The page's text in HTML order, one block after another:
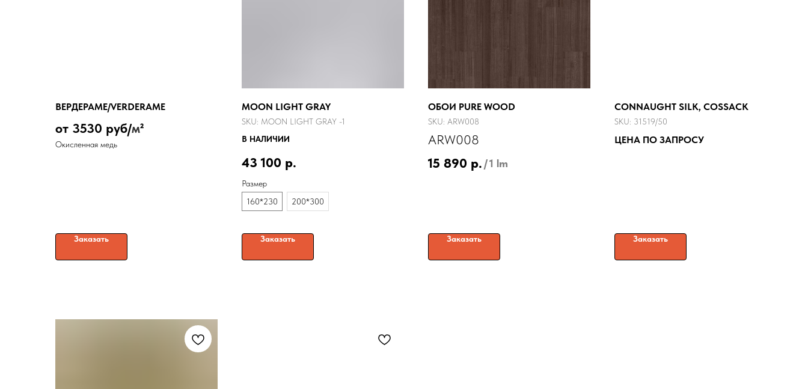
ВЕРДЕРАМЕ/VERDERAME
от 3530 руб/м²
Окисленная медь
Заказать
MOON LIGHT GRAY
SKU: MOON LIGHT GRAY -1
В НАЛИЧИИ
43 100 р.
Размер
160*230
200*300
Заказать
ОБОИ PURE WOOD
SKU: ARW008
ARW008
15 890 р./1 lm
Заказать
CONNAUGHT SILK, COSSACK
SKU: 31519/50
ЦЕНА ПО ЗАПРОСУ
Заказать